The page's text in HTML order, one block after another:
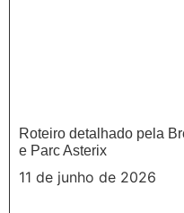
Roteiro detalhado pela
e Parc Asterix
11 de junho de 2026